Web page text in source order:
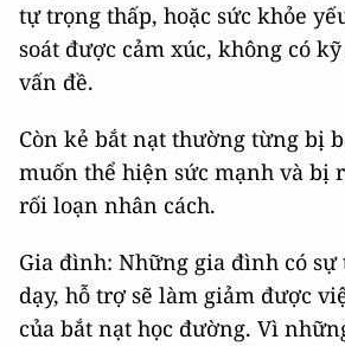
tự trọng thấp, hoặc sức khỏe
soát được cảm xúc, không có
vấn đề.
Còn kẻ bắt nạt thường từng bị
muốn thể hiện sức mạnh và bị
rối loạn nhân cách.
Gia đình: Những gia đình có
dạy, hỗ trợ sẽ làm giảm được
của bắt nạt học đường. Vì